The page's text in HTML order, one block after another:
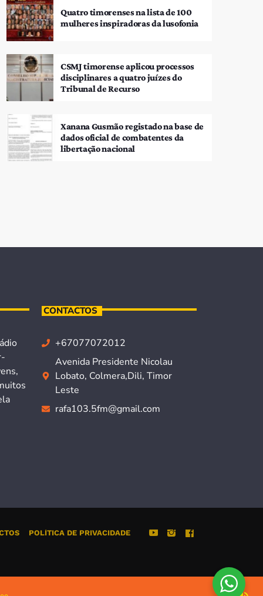
Quatro timorenses na lista de 100
mulheres inspiradoras da lusofonia
CSMJ timorense aplicou processos
disciplinares a quatro juízes do
Tribunal de Recurso
Xanana Gusmão registado na base de
dados oficial de combatentes da
libertação nacional
CONTACTOS
+67077072012
Avenida Presidente Nicolau
Lobato, Colmera,Dili, Timor
Leste
rafa103.5fm@gmail.com
POLÍTICA DE PRIVACIDADE